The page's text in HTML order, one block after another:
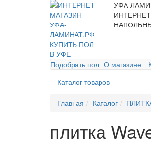
УФА-
Подобрать пол О магазине
Каталог товаров
Главная Каталог
плитка